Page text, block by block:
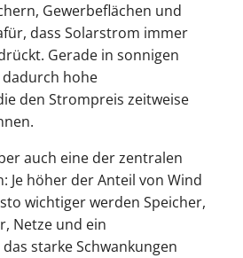
Gewerbeflächen und
dass Solarstrom immer
Gerade in sonnigen
hohe
den Strompreis zeitweise
auch eine der zentralen
Je höher der Anteil von Wind
wichtiger werden Speicher,
Netze und ein
starke Schwankungen